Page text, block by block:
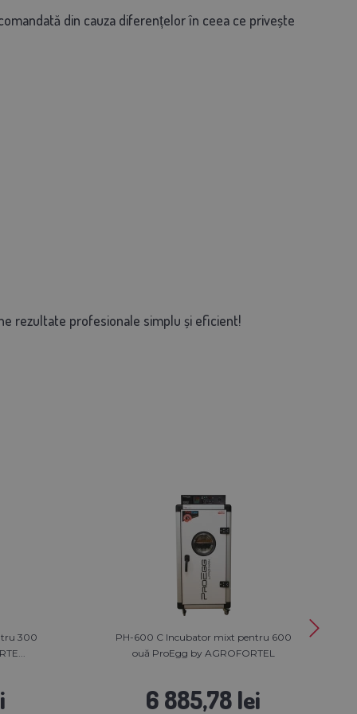
din cauza diferențelor în ceea ce privește
rezultate profesionale simplu și eficient!
300
PH-600 C Incubator mixt pentru 600
ouă ProEgg by AGROFORTEL
6 885,78 lei